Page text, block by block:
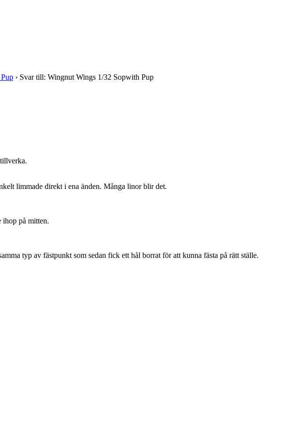
› Svar till: Wingnut Wings 1/32 Sopwith Pup
limmade direkt i ena änden. Många linor blir det.
ihop på mitten.
typ av fästpunkt som sedan fick ett hål borrat för att kunna fästa på rätt ställe.